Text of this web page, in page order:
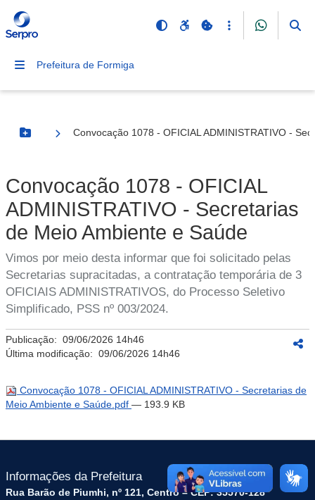
Prefeitura de Formiga
Botão Menu
Convocação 1078 - OFICIAL ADMINISTRATIVO -
Convocação 1078 - OFICIAL
ADMINISTRATIVO - Secretarias
de Meio Ambiente e Saúde
Vimos por meio desta informar que foi solicitado pelas
Secretarias supracitadas, a contratação temporária de 3
OFICIAIS ADMINISTRATIVOS, do Processo Seletivo
Simplificado, PSS nº 003/2024.
Publicação: 09/06/2026 14h46
Última modificação: 09/06/2026 14h46
Convocação 1078 - OFICIAL ADMINISTRATIVO - Secretarias de
Meio Ambiente e Saúde.pdf — 193.9 KB
Informações da Prefeitura
Rua Barão de Piumhi, nº 121, Centro – CEP: 35570-128